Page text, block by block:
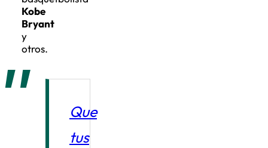
Kobe
Bryant
y
otros.
Que
tus